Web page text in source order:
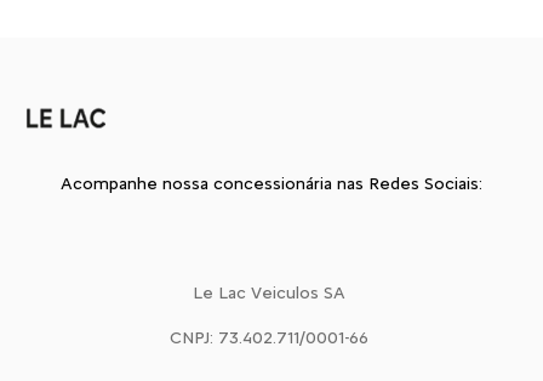
Acompanhe nossa concessionária nas Redes Sociais:
Le Lac Veiculos SA
CNPJ: 73.402.711/0001-66